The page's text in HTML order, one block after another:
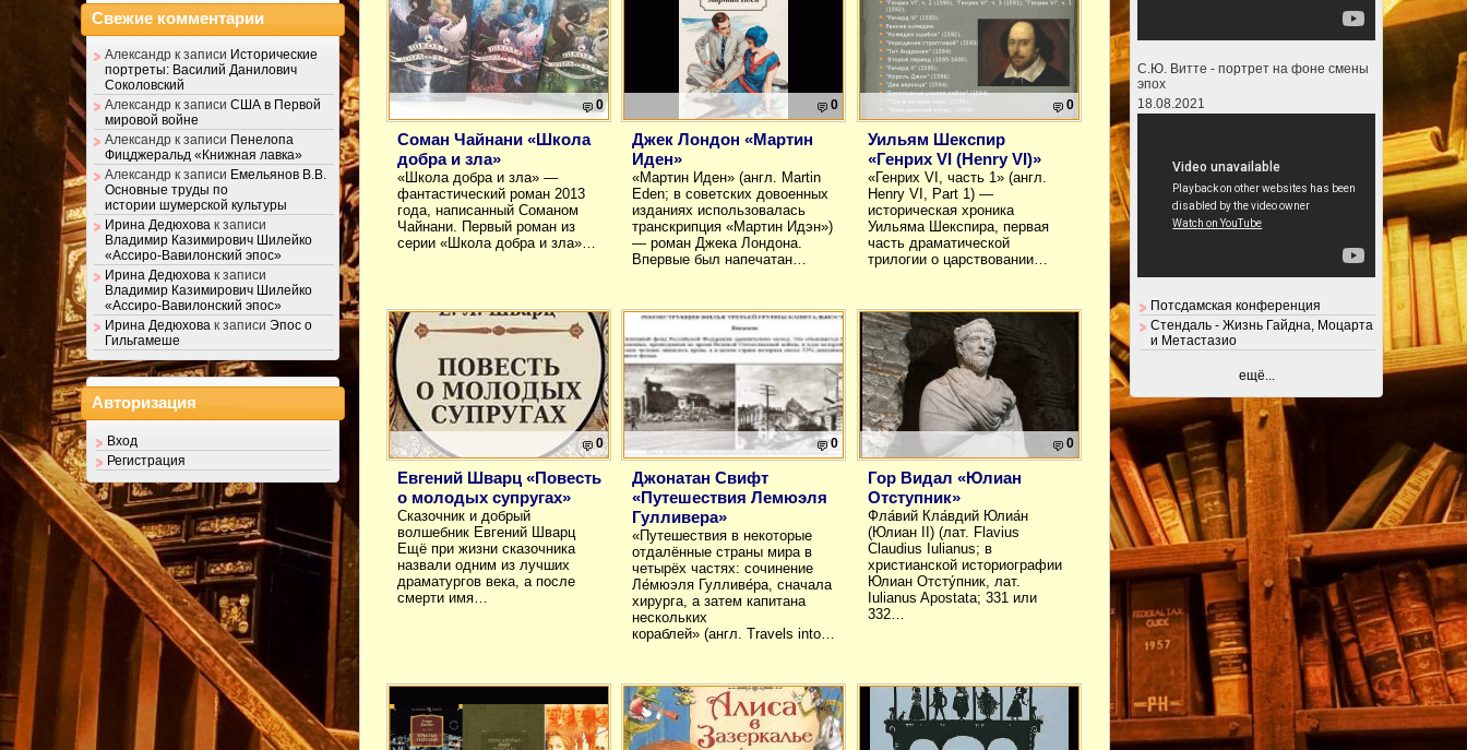
0
Соман Чайнани «Школа
добра и зла»
«Школа добра и зла» —
фантастический роман 2013
года, написанный Соманом
Чайнани. Первый роман из
серии «Школа добра и зла»…
0
Джек Лондон «Мартин
Иден»
«Мартин Иден» (англ. Martin
Eden; в советских довоенных
изданиях использовалась
транскрипция «Мартин Идэн»)
— роман Джека Лондона.
Впервые был напечатан…
0
Уильям Шекспир
«Генрих VI (Henry VI)»
«Генрих VI, часть 1» (англ.
Henry VI, Part 1) —
историческая хроника
Уильяма Шекспира, первая
часть драматической
трилогии о царствовании…
0
Евгений Шварц «Повесть
о молодых супругах»
Сказочник и добрый
волшебник Евгений Шварц
Ещё при жизни сказочника
назвали одним из лучших
драматургов века, а после
смерти имя…
0
Джонатан Свифт
«Путешествия Лемюэля
Гулливера»
«Путешествия в некоторые
отдалённые страны мира в
четырёх частях: сочинение
Ле́мюэля Гулливе́ра, сначала
хирурга, а затем капитана
нескольких
кораблей» (англ. Travels into…
0
Гор Видал «Юлиан
Отступник»
Фла́вий Кла́вдий Юлиа́н
(Юлиан II) (лат. Flavius
Claudius Iulianus; в
христианской историографии
Юлиан Отсту́пник, лат.
Iulianus Apostata; 331 или
332…
Свежие комментарии
Александр к записи Исторические
портреты: Василий Данилович
Соколовский
Александр к записи США в Первой
мировой войне
Александр к записи Пенелопа
Фицджеральд «Книжная лавка»
Александр к записи Емельянов В.В.
Основные труды по
истории шумерской культуры
Ирина Дедюхова к записи
Владимир Казимирович Шилейко
«Ассиро-Вавилонский эпос»
Ирина Дедюхова к записи
Владимир Казимирович Шилейко
«Ассиро-Вавилонский эпос»
Ирина Дедюхова к записи Эпос о
Гильгамеше
Авторизация
Вход
Регистрация
С.Ю. Витте - портрет на фоне смены
эпох
18.08.2021
Потсдамская конференция
Стендаль - Жизнь Гайдна, Моцарта
и Метастазио
ещё...